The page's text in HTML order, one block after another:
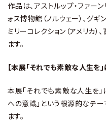
作品は、アストルップ・ファー
ォス博物館（ノルウェー）、グギ
ミリーコレクション（アメリカ
ます。
【本展「それでも素敵な人生を」
本展「それでも素敵な人生を」
への意識」という根源的なテ
ます。